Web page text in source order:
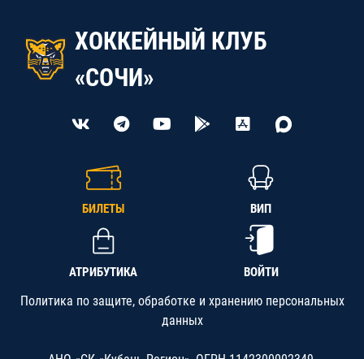
ХОККЕЙНЫЙ КЛУБ
«СОЧИ»
БИЛЕТЫ ВИП
АТРИБУТИКА ВОЙТИ
Политика по защите, обработке и хранению персональных
данных